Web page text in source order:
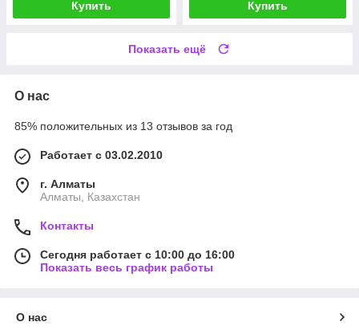
Купить Купить
Показать ещё
О нас
85% положительных из 13 отзывов за год
Работает с 03.02.2010
г. Алматы
Алматы, Казахстан
Контакты
Сегодня работает с 10:00 до 16:00
Показать весь график работы
О нас